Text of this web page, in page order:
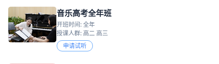
音乐高考全年班
开班时间: 全年
授课人群: 高二 高三
申请试听